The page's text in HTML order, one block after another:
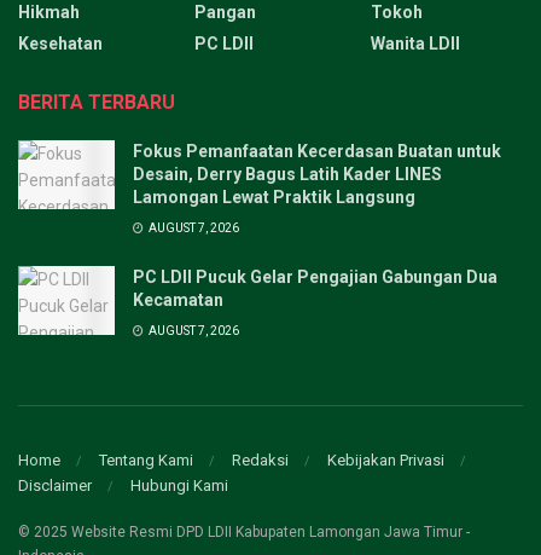
Hikmah
Kesehatan
Pangan
PC LDII
Tokoh
Wanita LDII
BERITA TERBARU
Fokus Pemanfaatan Kecerdasan Buatan untuk
Desain, Derry Bagus Latih Kader LINES
Lamongan Lewat Praktik Langsung
AUGUST 7, 2026
PC LDII Pucuk Gelar Pengajian Gabungan Dua
Kecamatan
AUGUST 7, 2026
Home Tentang Kami Redaksi
Kebijakan Privasi
Disclaimer
Hubungi Kami
© 2025 Website Resmi DPD LDII Kabupaten Lamongan Jawa Timur -